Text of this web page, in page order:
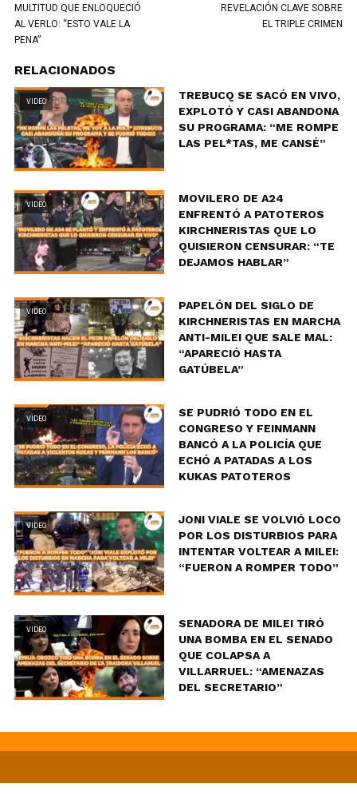
MULTITUD QUE ENLOQUECIÓ
AL VERLO: “ESTO VALE LA
PENA”
REVELACIÓN CLAVE SOBRE
EL TRIPLE CRIMEN
RELACIONADOS
VIDEO
TREBUCQ SE SACÓ EN VIVO,
EXPLOTÓ Y CASI ABANDONA
SU PROGRAMA: “ME ROMPE
LAS PEL*TAS, ME CANSÉ”
VIDEO
MOVILERO DE A24
ENFRENTÓ A PATOTEROS
KIRCHNERISTAS QUE LO
QUISIERON CENSURAR: “TE
DEJAMOS HABLAR”
VIDEO
PAPELÓN DEL SIGLO DE
KIRCHNERISTAS EN MARCHA
ANTI-MILEI QUE SALE MAL:
“APARECIÓ HASTA
GATÚBELA”
VIDEO
SE PUDRIÓ TODO EN EL
CONGRESO Y FEINMANN
BANCÓ A LA POLICÍA QUE
ECHÓ A PATADAS A LOS
KUKAS PATOTEROS
VIDEO
JONI VIALE SE VOLVIÓ LOCO
POR LOS DISTURBIOS PARA
INTENTAR VOLTEAR A MILEI:
“FUERON A ROMPER TODO”
VIDEO
SENADORA DE MILEI TIRÓ
UNA BOMBA EN EL SENADO
QUE COLAPSA A
VILLARRUEL: “AMENAZAS
DEL SECRETARIO”